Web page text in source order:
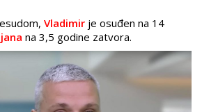
Vladimir je osuđen na 14
na 3,5 godine zatvora.